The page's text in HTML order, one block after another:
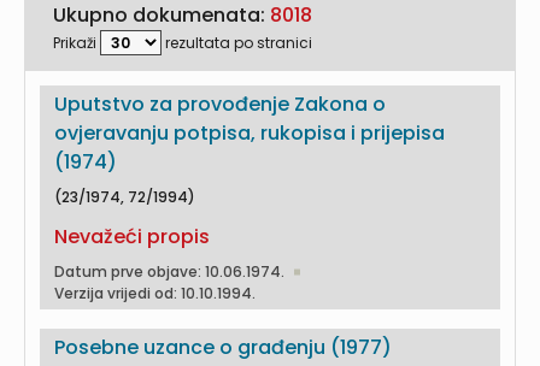
Ukupno dokumenata: 8018
Prikaži rezultata po stranici
Uputstvo za provođenje Zakona o
ovjeravanju potpisa, rukopisa i prijepisa
(1974)
(23/1974, 72/1994)
Nevažeći propis
Datum prve objave: 10.06.1974.
Verzija vrijedi od: 10.10.1994.
Posebne uzance o građenju (1977)